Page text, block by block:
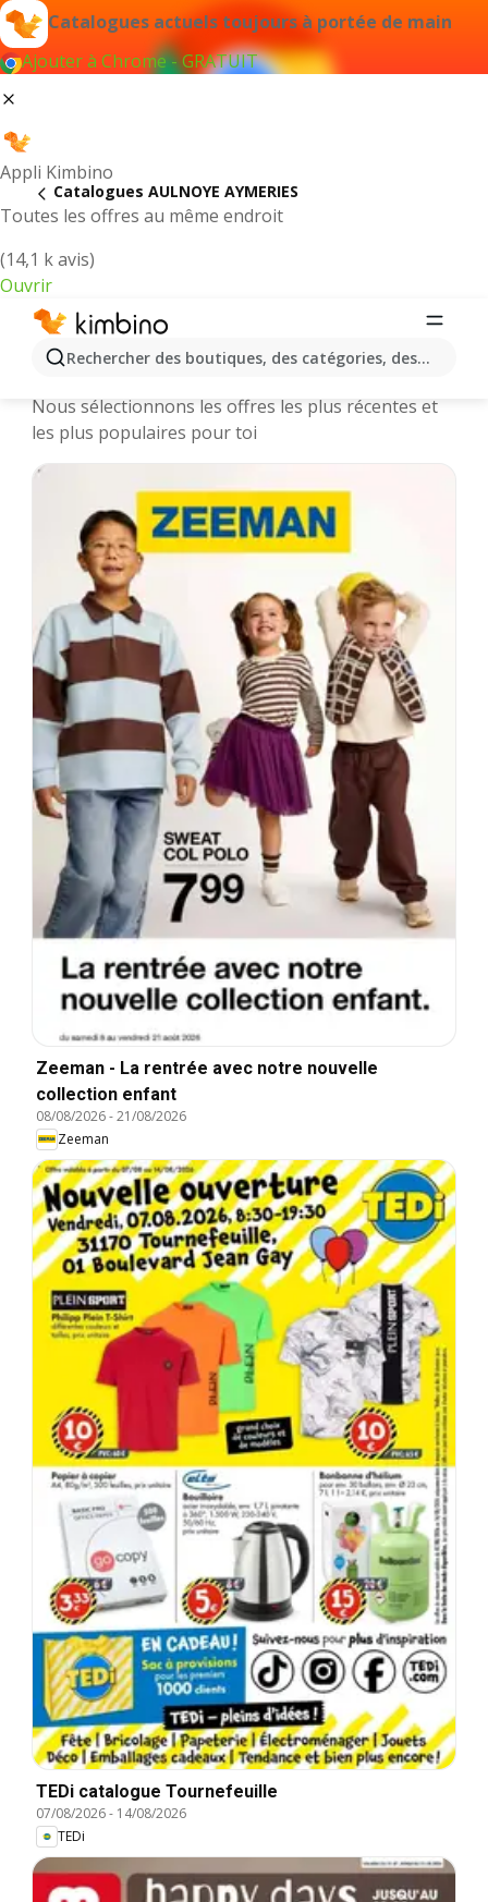
Catalogues actuels toujours à portée de main
Ajouter à Chrome - GRATUIT
Appli Kimbino
Toutes les offres au même endroit
(14,1 k avis)
Ouvrir
Rechercher des boutiques, des catégories, des
Catalogues AULNOYE AYMERIES
AULNOYE AYMERIES || Catalogues et
Nous sélectionnons les offres les plus récentes et
les plus populaires pour toi
Zeeman - La rentrée avec notre nouvelle
collection enfant
08/08/2026-21/08/2026
Zeeman
TEDi catalogue Tournefeuille
07/08/2026- 14/08/2026
TEDi